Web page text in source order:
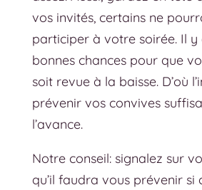
vos invités, certains ne
participer à votre soirée. Il y
bonnes chances pour que
soit revue à la baisse. D’où
prévenir vos convives
l’avance.
Notre conseil: signalez sur
qu’il faudra vous prévenir si